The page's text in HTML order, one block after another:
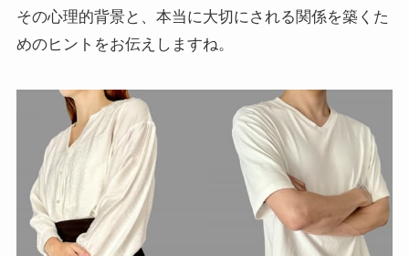
その心理的背景と、本当に大切にされる関係を築くた
めのヒントをお伝えしますね。